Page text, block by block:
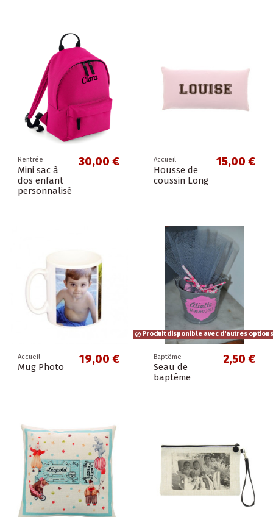
Rentrée
Mini sac à
dos enfant
personnalisé
30,00 € Accueil
Housse de
coussin Long
15,00 €
Accueil
Mug Photo
19,00 €
Produit disponible avec d'autres options
Baptême
Seau de
baptême
2,50 €